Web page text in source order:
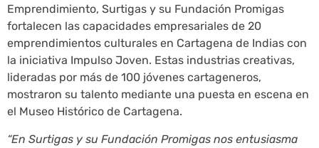
Emprendimiento, Surtigas y su Fundación Promigas
fortalecen las capacidades empresariales de 20
emprendimientos culturales en Cartagena de Indias con
la iniciativa Impulso Joven. Estas industrias creativas,
lideradas por más de 100 jóvenes cartageneros,
mostraron su talento mediante una puesta en escena en
el Museo Histórico de Cartagena.
“En Surtigas y su Fundación Promigas nos entusiasma